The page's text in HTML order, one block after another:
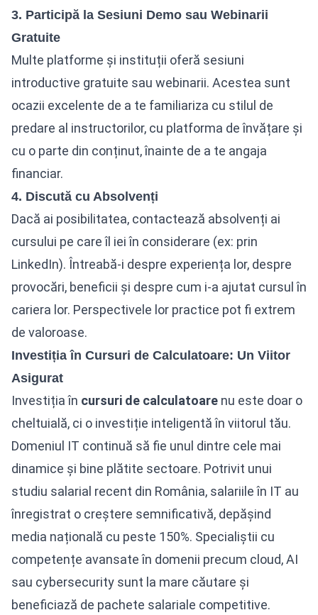
3. Participă la Sesiuni Demo sau Webinarii
Gratuite
Multe platforme și instituții oferă sesiuni
introductive gratuite sau webinarii. Acestea sunt
ocazii excelente de a te familiariza cu stilul de
predare al instructorilor, cu platforma de învățare și
cu o parte din conținut, înainte de a te angaja
financiar.
4. Discută cu Absolvenți
Dacă ai posibilitatea, contactează absolvenți ai
cursului pe care îl iei în considerare (ex: prin
LinkedIn). Întreabă-i despre experiența lor, despre
provocări, beneficii și despre cum i-a ajutat cursul în
cariera lor. Perspectivele lor practice pot fi extrem
de valoroase.
Investiția în Cursuri de Calculatoare: Un Viitor
Asigurat
Investiția în cursuri de calculatoare nu este doar o
cheltuială, ci o investiție inteligentă în viitorul tău.
Domeniul IT continuă să fie unul dintre cele mai
dinamice și bine plătite sectoare. Potrivit unui
studiu salarial recent din România, salariile în IT au
înregistrat o creștere semnificativă, depășind
media națională cu peste 150%. Specialiștii cu
competențe avansate în domenii precum cloud, AI
sau cybersecurity sunt la mare căutare și
beneficiază de pachete salariale competitive.